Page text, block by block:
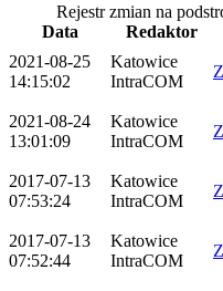
Rejestr zmian na
Data
Redaktor
2021-08-25
14:15:02
Katowice
IntraCOM
2021-08-24
13:01:09
Katowice
IntraCOM
2017-07-13
07:53:24
Katowice
IntraCOM
2017-07-13
07:52:44
Katowice
IntraCOM